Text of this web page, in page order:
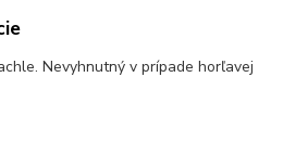
Nevyhnutný v prípade horľavej